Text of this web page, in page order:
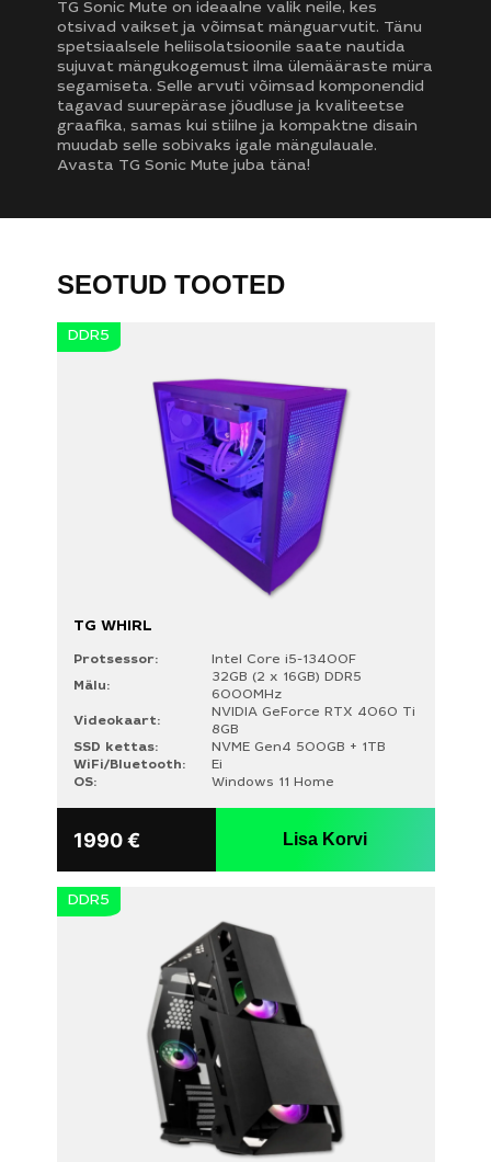
Teie taotlus ei tohi ületada 300 tähemärki
TG Sonic Mute on ideaalne valik neile, kes
otsivad vaikset ja võimsat mänguarvutit. Tänu
spetsiaalsele heliisolatsioonile saate nautida
sujuvat mängukogemust ilma ülemääraste müra
segamiseta. Selle arvuti võimsad komponendid
tagavad suurepärase jõudluse ja kvaliteetse
graafika, samas kui stiilne ja kompaktne disain
muudab selle sobivaks igale mängulauale.
Avasta TG Sonic Mute juba täna!
SEOTUD TOOTED
DDR5
TG WHIRL
Protsessor:
Intel Core i5-13400F
Mälu:
32GB (2 x 16GB) DDR5
6000MHz
Videokaart:
NVIDIA GeForce RTX 4060 Ti
8GB
SSD kettas:
NVME Gen4 500GB + 1TB
WiFi/Bluetooth:
Ei
OS:
Windows 11 Home
1990€ Lisa Korvi
DDR5